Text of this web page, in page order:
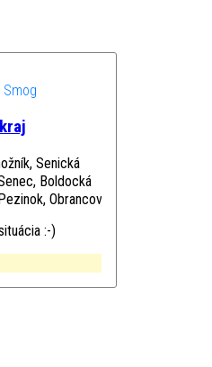
Senická
Boldocká
Obrancov mieru
:-)